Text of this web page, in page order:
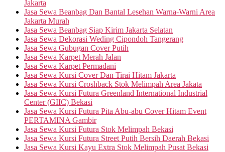
Jakarta
Jasa Sewa Beanbag Dan Bantal Lesehan Warna-Warni Area
Jakarta Murah
Jasa Sewa Beanbag Siap Kirim Jakarta Selatan
Jasa Sewa Dekorasi Weding Cipondoh Tangerang
Jasa Sewa Gubugan Cover Putih
Jasa Sewa Karpet Merah Jalan
Jasa Sewa Karpet Permadani
Jasa Sewa Kursi Cover Dan Tirai Hitam Jakarta
Jasa Sewa Kursi Croshback Stok Melimpah Area Jakata
Jasa Sewa Kursi Futura Greenland International Industrial
Center (GIIC) Bekasi
Jasa Sewa Kursi Futura Pita Abu-abu Cover Hitam Event
PERTAMINA Gambir
Jasa Sewa Kursi Futura Stok Melimpah Bekasi
Jasa Sewa Kursi Futura Street Putih Bersih Daerah Bekasi
Jasa Sewa Kursi Kayu Extra Stok Melimpah Pusat Bekasi